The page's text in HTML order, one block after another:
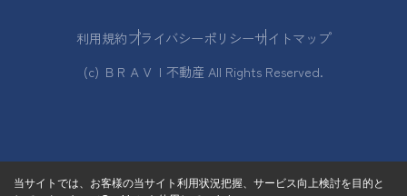
利用規約プライバシーポリシーサイトマップ
(c) ＢＲＡＶＩ不動産 All Rights Reserved.
当サイトでは、お客様の当サイト利用状況把握、サービス向上検討を目的と